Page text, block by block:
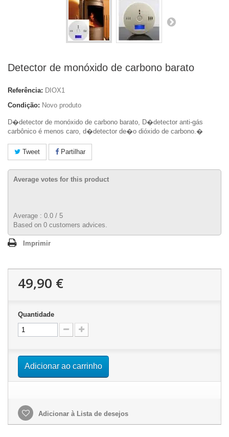
Detector de monóxido de carbono barato
Referência: DIOX1
Condição: Novo produto
D�detector de monóxido de carbono barato, D�detector anti-gás
carbônico é menos caro, d�detector de�o dióxido de carbono.�
Tweet Partilhar
Average votes for this product
Average : 0.0 / 5
Based on 0 customers advices.
Imprimir
49,90 €
Quantidade
Adicionar ao carrinho
Adicionar à Lista de desejos